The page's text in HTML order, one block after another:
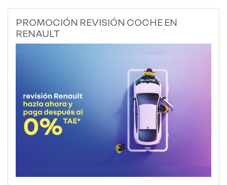
PROMOCIÓN REVISIÓN COCHE EN
RENAULT